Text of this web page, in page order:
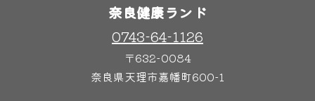
奈良健康ランド
0743-64-1126
〒632-0084
奈良県天理市嘉幡町600-1